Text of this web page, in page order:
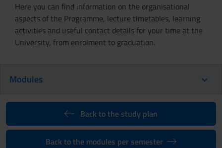
Here you can find information on the organisational
aspects of the Programme, lecture timetables, learning
activities and useful contact details for your time at the
University, from enrolment to graduation.
Modules
Back to the study plan
Back to the modules per semester